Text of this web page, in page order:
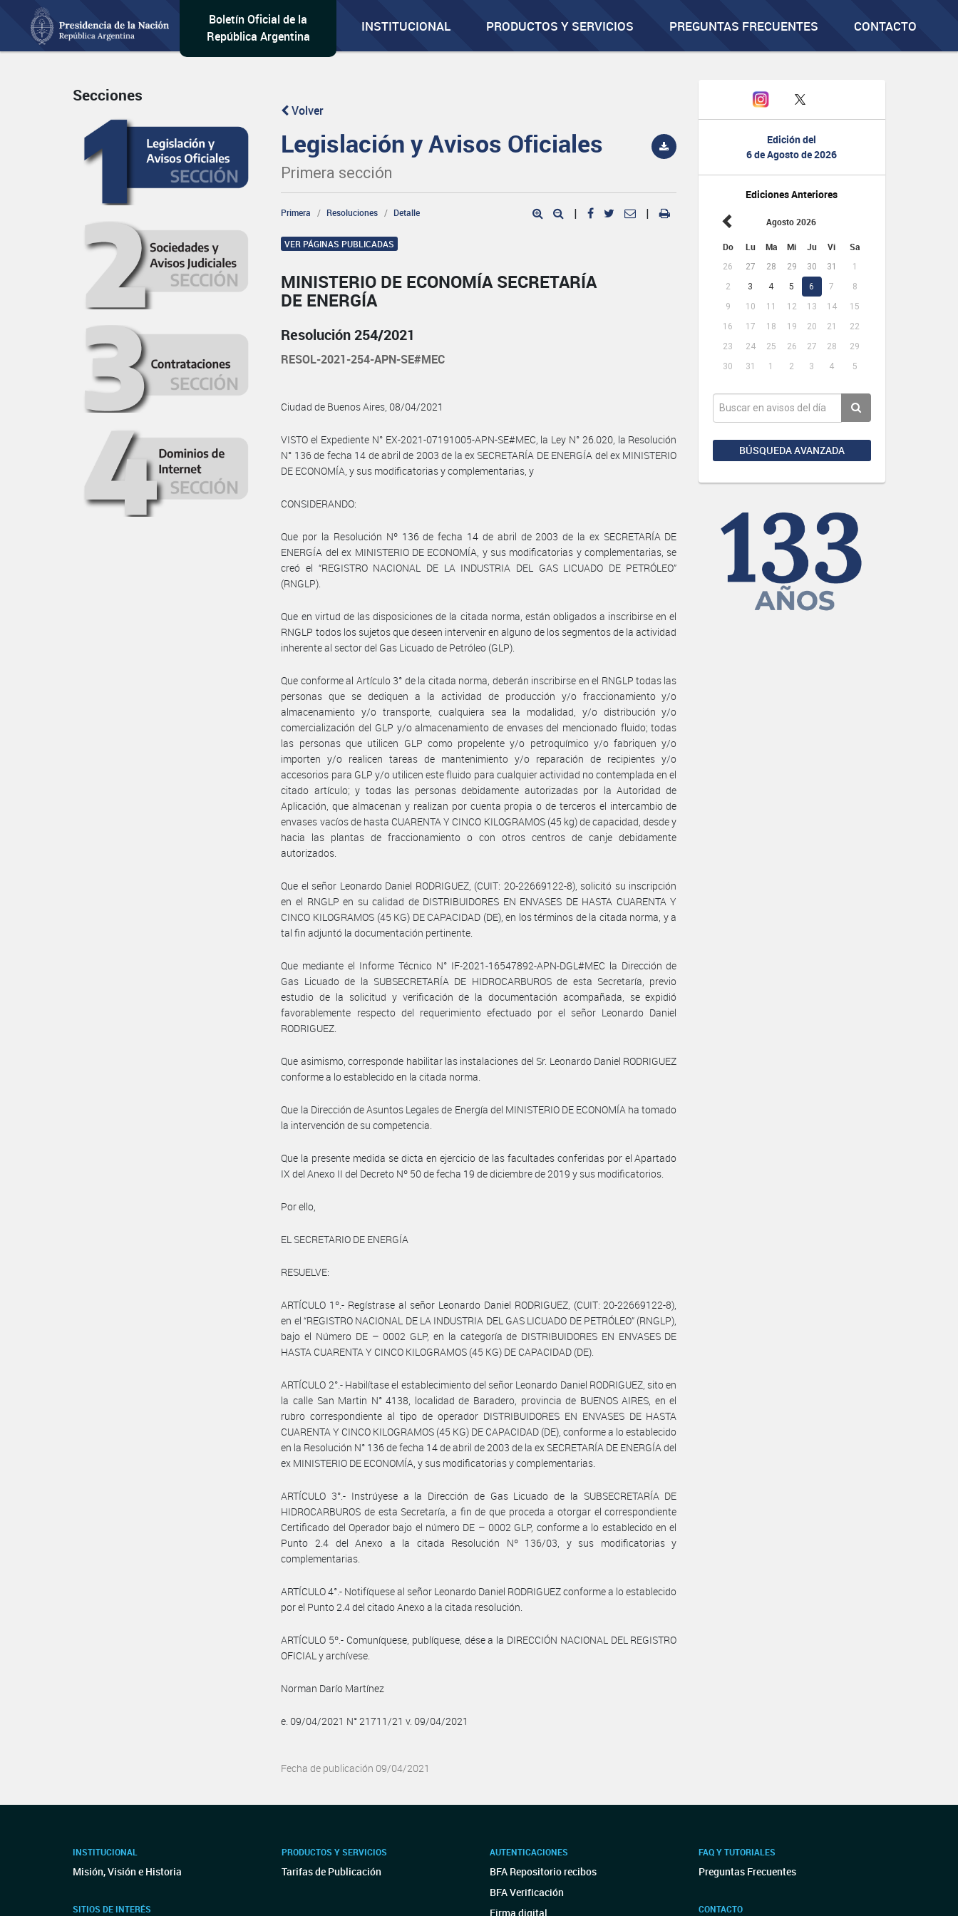
Boletín Oficial de la
República Argentina
INSTITUCIONAL PRODUCTOS Y SERVICIOS PREGUNTAS FRECUENTES CONTACTO
Edición del
6 de Agosto de 2026
Ediciones Anteriores
Agosto 2026
Do Lu Ma Mi Ju Vi Sa
26 27 28 29 30 31
1
2
3 4 5 6 7
8
9
10 11 12 13 14
15
16
17 18 19 20 21
22
23
24 25 26 27 28
29
30
31 1 2 3 4 5
BÚSQUEDA AVANZADA
Secciones
Volver
Legislación y Avisos Oficiales
Primera sección
Primera Resoluciones Detalle | |
VER PÁGINAS PUBLICADAS
MINISTERIO DE ECONOMÍA SECRETARÍA
DE ENERGÍA
Resolución 254/2021
RESOL-2021-254-APN-SE#MEC
Ciudad de Buenos Aires, 08/04/2021
VISTO el Expediente N° EX-2021-07191005-APN-SE#MEC, la Ley N° 26.020, la Resolución
N° 136 de fecha 14 de abril de 2003 de la ex SECRETARÍA DE ENERGÍA del ex MINISTERIO
DE ECONOMÍA, y sus modificatorias y complementarias, y
CONSIDERANDO:
Que por la Resolución Nº 136 de fecha 14 de abril de 2003 de la ex SECRETARÍA DE
ENERGÍA del ex MINISTERIO DE ECONOMÍA, y sus modificatorias y complementarias, se
creó el “REGISTRO NACIONAL DE LA INDUSTRIA DEL GAS LICUADO DE PETRÓLEO”
(RNGLP).
Que en virtud de las disposiciones de la citada norma, están obligados a inscribirse en el
RNGLP todos los sujetos que deseen intervenir en alguno de los segmentos de la actividad
inherente al sector del Gas Licuado de Petróleo (GLP).
Que conforme al Artículo 3° de la citada norma, deberán inscribirse en el RNGLP todas las
personas que se dediquen a la actividad de producción y/o fraccionamiento y/o
almacenamiento y/o transporte, cualquiera sea la modalidad, y/o distribución y/o
comercialización del GLP y/o almacenamiento de envases del mencionado fluido; todas
las personas que utilicen GLP como propelente y/o petroquímico y/o fabriquen y/o
importen y/o realicen tareas de mantenimiento y/o reparación de recipientes y/o
accesorios para GLP y/o utilicen este fluido para cualquier actividad no contemplada en el
citado artículo; y todas las personas debidamente autorizadas por la Autoridad de
Aplicación, que almacenan y realizan por cuenta propia o de terceros el intercambio de
envases vacíos de hasta CUARENTA Y CINCO KILOGRAMOS (45 kg) de capacidad, desde y
hacia las plantas de fraccionamiento o con otros centros de canje debidamente
autorizados.
Que el señor Leonardo Daniel RODRIGUEZ, (CUIT: 20-22669122-8), solicitó su inscripción
en el RNGLP en su calidad de DISTRIBUIDORES EN ENVASES DE HASTA CUARENTA Y
CINCO KILOGRAMOS (45 KG) DE CAPACIDAD (DE), en los términos de la citada norma, y a
tal fin adjuntó la documentación pertinente.
Que mediante el Informe Técnico N° IF-2021-16547892-APN-DGL#MEC la Dirección de
Gas Licuado de la SUBSECRETARÍA DE HIDROCARBUROS de esta Secretaría, previo
estudio de la solicitud y verificación de la documentación acompañada, se expidió
favorablemente respecto del requerimiento efectuado por el señor Leonardo Daniel
RODRIGUEZ.
Que asimismo, corresponde habilitar las instalaciones del Sr. Leonardo Daniel RODRIGUEZ
conforme a lo establecido en la citada norma.
Que la Dirección de Asuntos Legales de Energía del MINISTERIO DE ECONOMÍA ha tomado
la intervención de su competencia.
Que la presente medida se dicta en ejercicio de las facultades conferidas por el Apartado
IX del Anexo II del Decreto Nº 50 de fecha 19 de diciembre de 2019 y sus modificatorios.
Por ello,
EL SECRETARIO DE ENERGÍA
RESUELVE:
ARTÍCULO 1º.- Regístrase al señor Leonardo Daniel RODRIGUEZ, (CUIT: 20-22669122-8),
en el “REGISTRO NACIONAL DE LA INDUSTRIA DEL GAS LICUADO DE PETRÓLEO” (RNGLP),
bajo el Número DE – 0002 GLP, en la categoría de DISTRIBUIDORES EN ENVASES DE
HASTA CUARENTA Y CINCO KILOGRAMOS (45 KG) DE CAPACIDAD (DE).
ARTÍCULO 2°.- Habilítase el establecimiento del señor Leonardo Daniel RODRIGUEZ, sito en
la calle San Martin N° 4138, localidad de Baradero, provincia de BUENOS AIRES, en el
rubro correspondiente al tipo de operador DISTRIBUIDORES EN ENVASES DE HASTA
CUARENTA Y CINCO KILOGRAMOS (45 KG) DE CAPACIDAD (DE), conforme a lo establecido
en la Resolución N° 136 de fecha 14 de abril de 2003 de la ex SECRETARÍA DE ENERGÍA del
ex MINISTERIO DE ECONOMÍA, y sus modificatorias y complementarias.
ARTÍCULO 3°.- Instrúyese a la Dirección de Gas Licuado de la SUBSECRETARÍA DE
HIDROCARBUROS de esta Secretaría, a fin de que proceda a otorgar el correspondiente
Certificado del Operador bajo el número DE – 0002 GLP, conforme a lo establecido en el
Punto 2.4 del Anexo a la citada Resolución Nº 136/03, y sus modificatorias y
complementarias.
ARTÍCULO 4°.- Notifíquese al señor Leonardo Daniel RODRIGUEZ conforme a lo establecido
por el Punto 2.4 del citado Anexo a la citada resolución.
ARTÍCULO 5º.- Comuníquese, publíquese, dése a la DIRECCIÓN NACIONAL DEL REGISTRO
OFICIAL y archívese.
Norman Darío Martínez
e. 09/04/2021 N° 21711/21 v. 09/04/2021
Fecha de publicación 09/04/2021
INSTITUCIONAL
Misión, Visión e Historia
SITIOS DE INTERÉS
PRODUCTOS Y SERVICIOS
Tarifas de Publicación
AUTENTICACIONES
BFA Repositorio recibos
BFA Verificación
Firma digital
FAQ Y TUTORIALES
Preguntas Frecuentes
CONTACTO